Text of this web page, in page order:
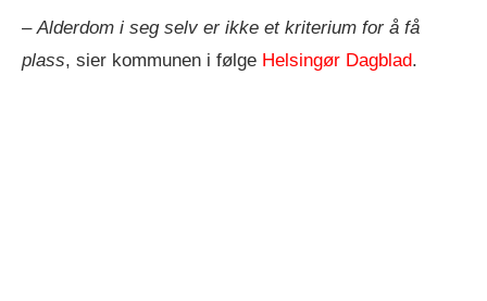
–Alderdom i seg selv er ikke et kriterium for å få
plass, sier kommunen i følge Helsingør Dagblad.